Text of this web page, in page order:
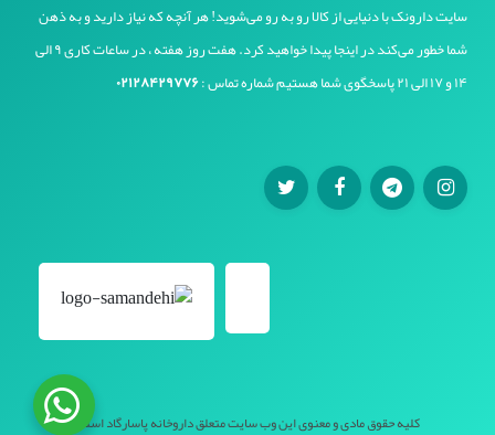
سایت دارونک با دنیایی از کالا رو به رو می‌شوید! هر آنچه که نیاز دارید و به ذهن
شما خطور می‌کند در اینجا پیدا خواهید کرد. هفت روز هفته ، در ساعات کاری ۹ الی
۱۴ و ۱۷ الی ۲۱ پاسخگوی شما هستیم شماره تماس :
۰۲۱۲۸۴۲۹۷۷۶
کلیه حقوق مادی و معنوی این وب سایت متعلق داروخانه پاسارگاد است.